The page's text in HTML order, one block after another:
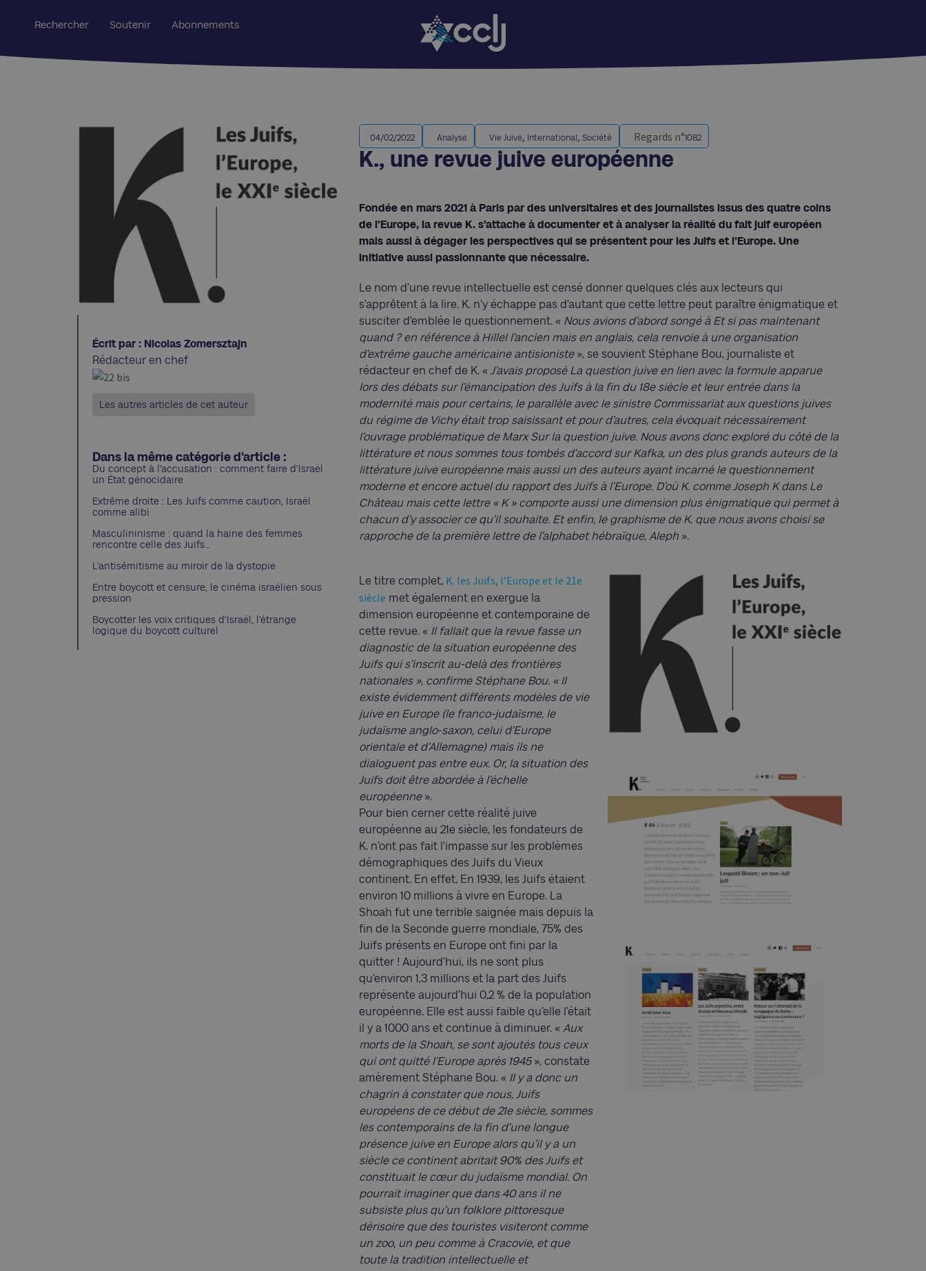
Rechercher Soutenir Abonnements
Écrit par : Nicolas Zomersztajn
Rédacteur en chef
Les autres articles de cet auteur
Dans la même catégorie d'article :
Du concept à l’accusation : comment faire d’Israël
un État génocidaire
Extrême droite : Les Juifs comme caution, Israël
comme alibi
Masculininisme : quand la haine des femmes
rencontre celle des Juifs…
L’antisémitisme au miroir de la dystopie
Entre boycott et censure, le cinéma israélien sous
pression
Boycotter les voix critiques d’Israël, l’étrange
logique du boycott culturel
04/02/2022 Analyse Vie Juive, International, Société Regards n°1082
K., une revue juive européenne
Fondée en mars 2021 à Paris par des universitaires et des journalistes issus des quatre coins
de l’Europe, la revue K. s’attache à documenter et à analyser la réalité du fait juif européen
mais aussi à dégager les perspectives qui se présentent pour les Juifs et l’Europe. Une
initiative aussi passionnante que nécessaire.
Le nom d’une revue intellectuelle est censé donner quelques clés aux lecteurs qui
s’apprêtent à la lire. K. n’y échappe pas d’autant que cette lettre peut paraître énigmatique et
susciter d’emblée le questionnement. « Nous avions d’abord songé à Et si pas maintenant
quand ? en référence à Hillel l’ancien mais en anglais, cela renvoie à une organisation
d’extrême gauche américaine antisioniste», se souvient Stéphane Bou, journaliste et
rédacteur en chef de K. « J’avais proposé La question juive en lien avec la formule apparue
lors des débats sur l’émancipation des Juifs à la fin du 18e siècle et leur entrée dans la
modernité mais pour certains, le parallèle avec le sinistre Commissariat aux questions juives
du régime de Vichy était trop saisissant et pour d’autres, cela évoquait nécessairement
l’ouvrage problématique de Marx Sur la question juive. Nous avons donc exploré du côté de la
littérature et nous sommes tous tombés d’accord sur Kafka, un des plus grands auteurs de la
littérature juive européenne mais aussi un des auteurs ayant incarné le questionnement
moderne et encore actuel du rapport des Juifs à l’Europe. D’où K. comme Joseph K dans Le
Château mais cette lettre « K » comporte aussi une dimension plus énigmatique qui permet à
chacun d’y associer ce qu’il souhaite. Et enfin, le graphisme de K. que nous avons choisi se
rapproche de la première lettre de l’alphabet hébraïque, Aleph ».
Le titre complet, K. les Juifs, l’Europe et le 21e
siècle met également en exergue la
dimension européenne et contemporaine de
cette revue. « Il fallait que la revue fasse un
diagnostic de la situation européenne des
Juifs qui s’inscrit au-delà des frontières
nationales », confirme Stéphane Bou. « Il
existe évidemment différents modèles de vie
juive en Europe (le franco-judaïsme, le
judaïsme anglo-saxon, celui d’Europe
orientale et d’Allemagne) mais ils ne
dialoguent pas entre eux. Or, la situation des
Juifs doit être abordée à l’échelle
européenne».
Pour bien cerner cette réalité juive
européenne au 21e siècle, les fondateurs de
K. n’ont pas fait l’impasse sur les problèmes
démographiques des Juifs du Vieux
continent. En effet, En 1939, les Juifs étaient
environ 10 millions à vivre en Europe. La
Shoah fut une terrible saignée mais depuis la
fin de la Seconde guerre mondiale, 75% des
Juifs présents en Europe ont fini par la
quitter ! Aujourd’hui, ils ne sont plus
qu’environ 1,3 millions et la part des Juifs
représente aujourd’hui 0,2 % de la population
européenne. Elle est aussi faible qu’elle l’était
il y a 1000 ans et continue à diminuer. « Aux
morts de la Shoah, se sont ajoutés tous ceux
qui ont quitté l’Europe après 1945», constate
amèrement Stéphane Bou. « Il y a donc un
chagrin à constater que nous, Juifs
européens de ce début de 21e siècle, sommes
les contemporains de la fin d’une longue
présence juive en Europe alors qu’il y a un
siècle ce continent abritait 90% des Juifs et
constituait le cœur du judaïsme mondial. On
pourrait imaginer que dans 40 ans il ne
subsiste plus qu’un folklore pittoresque
dérisoire que des touristes visiteront comme
un zoo, un peu comme à Cracovie, et que
toute la tradition intellectuelle et